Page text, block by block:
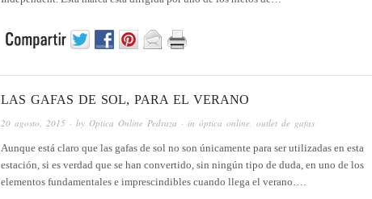
LAS GAFAS DE SOL, PARA EL VERANO
20 agosto, 2015 · by Optica Online Pedraza · in óptica online outlet de gafas
Aunque está claro que las gafas de sol no son únicamente para ser utilizadas en esta
estación, si es verdad que se han convertido, sin ningún tipo de duda, en uno de los
elementos fundamentales e imprescindibles cuando llega el verano….